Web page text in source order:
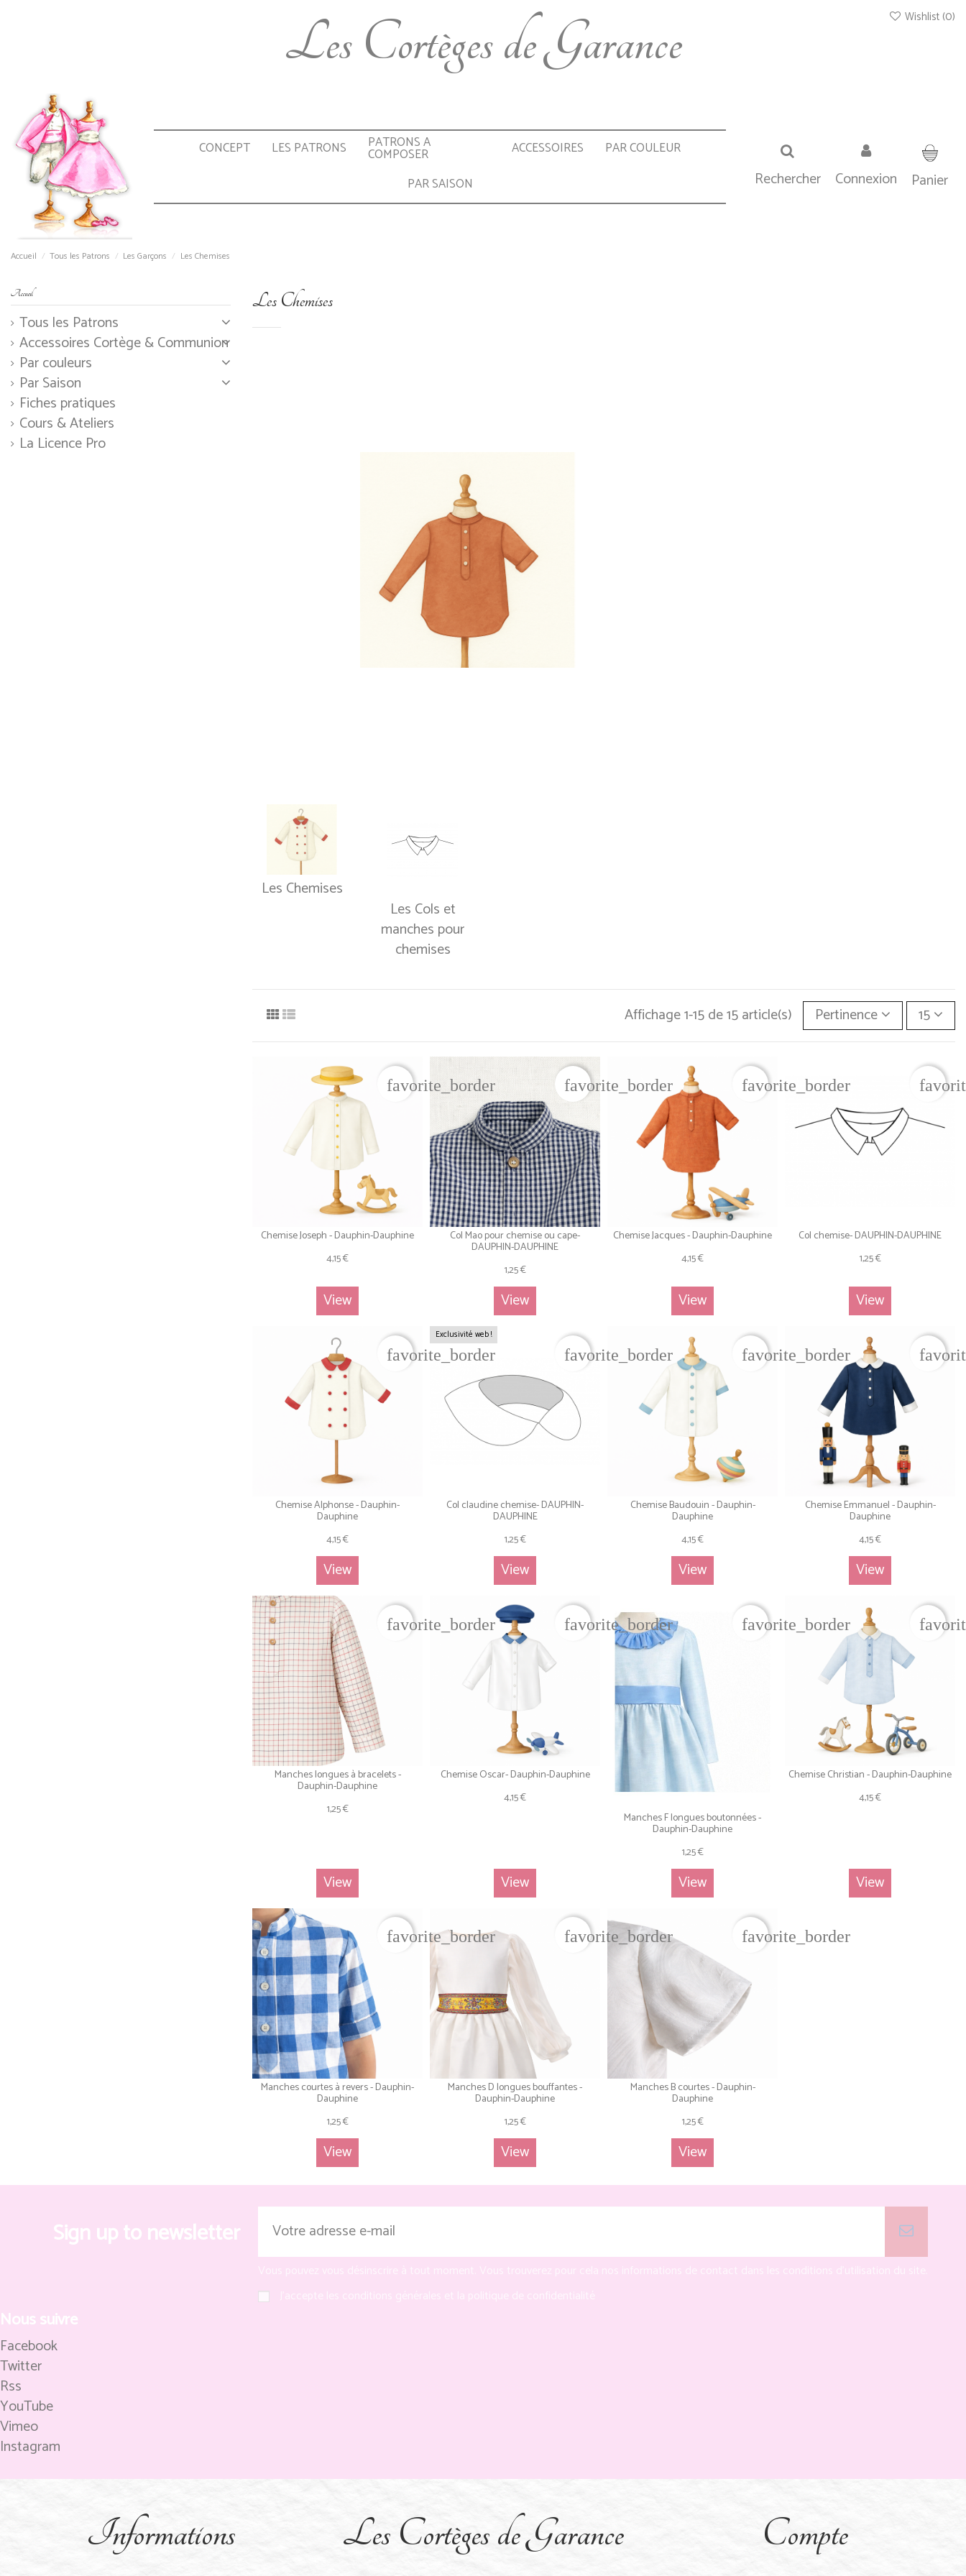
Les Cortèges de Garance Wishlist (0)
CONCEPT LES PATRONS PATRONS A
COMPOSER ACCESSOIRES
PAR COULEUR
PAR SAISON
Rechercher Connexion Panier
Accueil Tous les Patrons Les Garçons Les Chemises
Les Chemises
Les Chemises
Les Cols et
manches pour
chemises
Affichage 1-15 de 15 article(s) Pertinence 15
favorite_border
Chemise Joseph - Dauphin-Dauphine
4,15 €
View
favorite_border
Col Mao pour chemise ou cape-
DAUPHIN-DAUPHINE
1,25 €
View
favorite_border
Chemise Jacques - Dauphin-Dauphine
4,15 €
View
Col chemise- DAUPHIN-DAUPHINE
1,25 €
View
favorite_border
Chemise Alphonse - Dauphin-
Dauphine
4,15 €
View
Exclusivité web !
favorite_border
Col claudine chemise- DAUPHIN-
DAUPHINE
1,25 €
View
favorite_border
Chemise Baudouin - Dauphin-
Dauphine
4,15 €
View
Chemise Emmanuel - Dauphin-
Dauphine
4,15 €
View
favorite_border
Manches longues à bracelets -
Dauphin-Dauphine
1,25 €
View
favorite_border
Chemise Oscar- Dauphin-Dauphine
4,15 €
View
favorite_border
Manches F longues boutonnées -
Dauphin-Dauphine
1,25 €
View
Chemise Christian - Dauphin-Dauphine
4,15 €
View
favorite_border
Manches courtes à revers - Dauphin-
Dauphine
1,25 €
View
favorite_border
Manches D longues bouffantes -
Dauphin-Dauphine
1,25 €
View
favorite_border
Manches B courtes - Dauphin-
Dauphine
1,25 €
View
Accueil
Tous les Patrons
Accessoires Cortège & Communion
Par couleurs
Par Saison
Fiches pratiques
Cours & Ateliers
La Licence Pro
Sign up to newsletter
Nous suivre
Facebook
Twitter
Rss
YouTube
Vimeo
Instagram
Informations Les Cortèges de Garance Compte